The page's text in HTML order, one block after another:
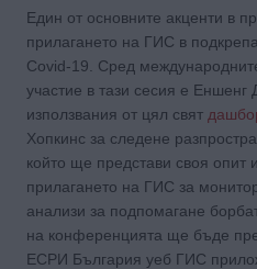
Един от основните акценти в
прилагането на ГИС в
Covid-19. Сред
участие в тази сесия е Еншенг
използвания от цял свят
Хопкинс за следене
който ще представи своя опит
прилагането на ГИС за
анализи за подпомагане
на конференцията ще бъде
ЕСРИ България уеб ГИС